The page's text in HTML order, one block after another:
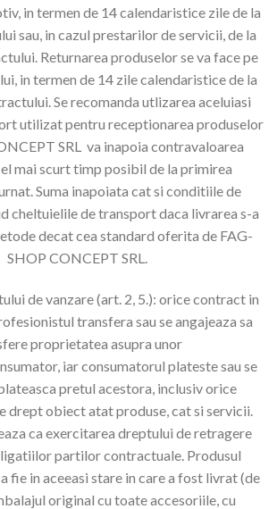
in termen de 14 calendaristice zile de la
sau, in cazul prestarilor de servicii, de la
Returnarea produselor se va face pe
in termen de 14 zile calendaristice de la
Se recomanda utlizarea aceluiasi
utilizat pentru receptionarea produselor
SRL va inapoia contravaloarea
mai scurt timp posibil de la primirea
Suma inapoiata cat si conditiile de
cheltuielile de transport daca livrarea s-a
decat cea standard oferita de FAG-
SHOP CONCEPT SRL.
de vanzare (art. 2, 5.): orice contract in
transfera sau se angajeaza sa
proprietatea asupra unor
iar consumatorul plateste sau se
pretul acestora, inclusiv orice
drept obiect atat produse, cat si servicii.
ca exercitarea dreptului de retragere
partilor contractuale. Produsul
fie in aceeasi stare in care a fost livrat (de
original cu toate accesoriile, cu